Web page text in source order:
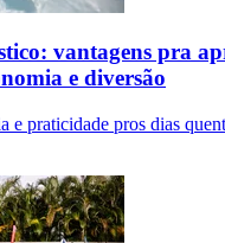
vantagens pra
e diversão
e praticidade pros dias